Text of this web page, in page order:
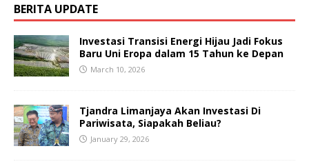
BERITA UPDATE
Investasi Transisi Energi Hijau Jadi Fokus
Baru Uni Eropa dalam 15 Tahun ke Depan
March 10, 2026
Tjandra Limanjaya Akan Investasi Di
Pariwisata, Siapakah Beliau?
January 29, 2026